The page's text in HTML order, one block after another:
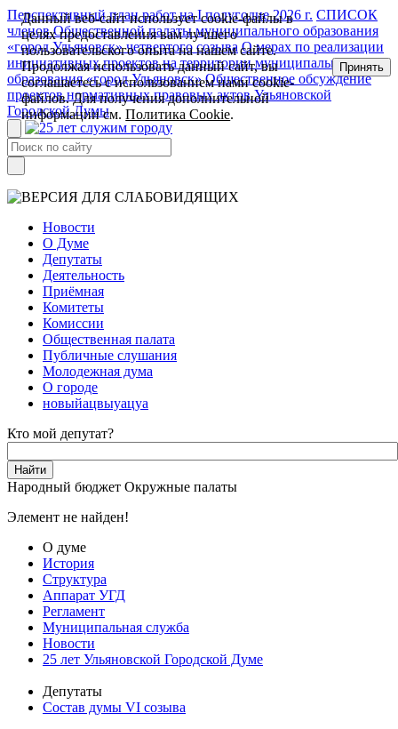
Перспективный план работ на I полугодие 2026 г. СПИСОК
членов Общественной палаты муниципального образования
«город Ульяновск» четвертого созыва О мерах по реализации
инициативных проектов на территории муниципального
образования «город Ульяновск» Общественное обсуждение
проектов нормативных правовых актов Ульяновской
Городской Думы
Новости
О Думе
Депутаты
Деятельность
Приёмная
Комитеты
Комиссии
Общественная палата
Публичные слушания
Молодежная дума
О городе
новыйацвыуацуа
Кто мой депутат?
Народный бюджет Окружные палаты
Элемент не найден!
О думе
История
Структура
Аппарат УГД
Регламент
Муниципальная служба
Новости
25 лет Ульяновской Городской Думе
Депутаты
Состав думы VI созыва
Данный веб-сайт использует cookie-файлы в
целях предоставления вам лучшего
пользовательского опыта на нашем сайте.
Продолжая использовать данный сайт, вы
соглашаетесь с использованием нами cookie-
файлов. Для получения дополнительной
информации см.Политика Cookie.
Принять